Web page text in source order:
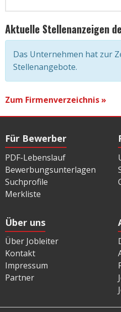
Aktuelle Stellenanzeigen
Das Unternehmen hat zur
Stellenangebote.
Zum Firmenverzeichnis »
Für Bewerber
PDF-Lebenslauf
Bewerbungsunterlagen
Suchprofile
Merkliste
Über uns
Über Jobleiter
Kontakt
Impressum
Partner